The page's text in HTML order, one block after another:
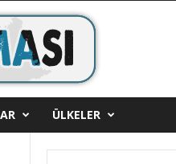
ÜLKELER